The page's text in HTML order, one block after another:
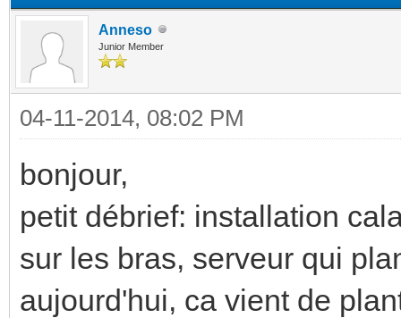
Anneso
Junior Member
04-11-2014, 08:02 PM
bonjour,
petit débrief: installation
sur les bras, serveur qui
aujourd'hui, ca vient de